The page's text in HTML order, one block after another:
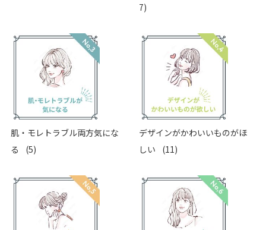
7)
肌・モレトラブル両方気にな
る
(5)
デザインがかわいいものがほ
しい
(11)